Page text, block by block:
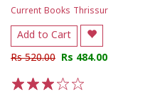
Current Books Thrissur
Add to Cart
Rs 520.00 Rs 484.00